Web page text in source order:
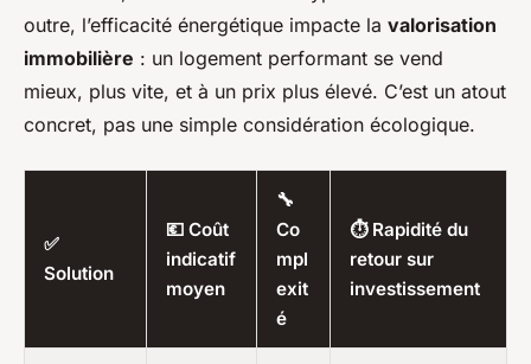
outre, l’efficacité énergétique impacte la valorisation
immobilière : un logement performant se vend
mieux, plus vite, et à un prix plus élevé. C’est un atout
concret, pas une simple considération écologique.
✅
Solution
💶 Coût
indicatif
moyen
🔧
Co
mpl
exit
é
⏱️ Rapidité du
retour sur
investissement